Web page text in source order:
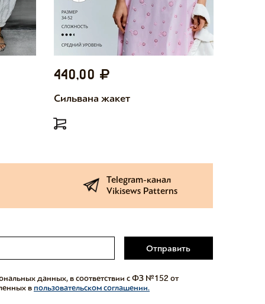
440,00
Сильвана жакет
Telegram-канал
Vikisews Patterns
Отправить
данных, в соответствии с ФЗ №152 от
впользовательском соглашении.